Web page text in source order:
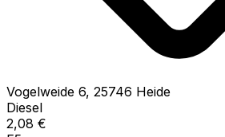
Vogelweide 6, 25746 Heide
Diesel
2,08 €